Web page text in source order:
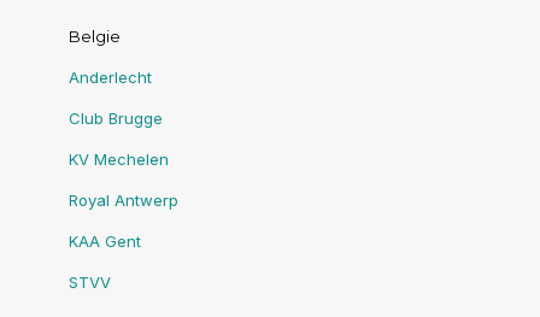
Belgie
Anderlecht
Club Brugge
KV Mechelen
Royal Antwerp
KAA Gent
STVV